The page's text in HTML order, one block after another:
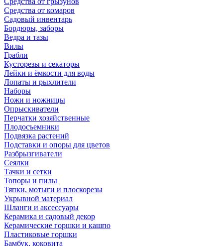
Средства от комаров
Садовый инвентарь
Бордюры, заборы
Ведра и тазы
Вилы
Грабли
Кусторезы и секаторы
Лейки и ёмкости для воды
Лопаты и рыхлители
Наборы
Ножи и ножницы
Опрыскиватели
Перчатки хозяйственные
Плодосъемники
Подвязка растений
Подставки и опоры для цветов
Разбрызгиватели
Сеялки
Тачки и сетки
Топоры и пилы
Тяпки, мотыги и плоскорезы
Укрывной материал
Шланги и аксессуары
Керамика и садовый декор
Керамические горшки и кашпо
Пластиковые горшки
Бамбук, коковита